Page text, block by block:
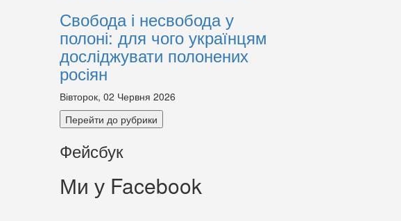
Свобода і несвобода у
полоні: для чого українцям
досліджувати полонених
росіян
Вівторок, 02 Червня 2026
Перейти до рубрики
Фейсбук
Ми у Facebook